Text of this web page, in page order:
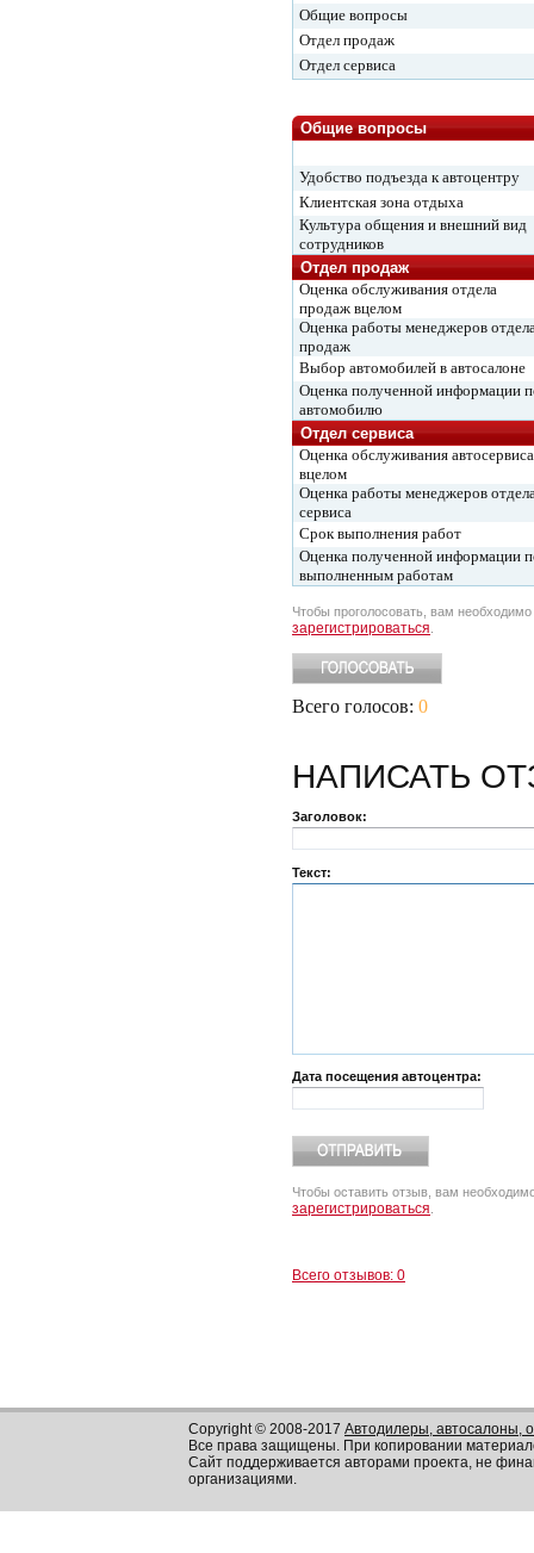
Общие вопросы
Отдел продаж
Отдел сервиса
Общие вопросы
Удобство подъезда к автоцентру
Клиентская зона отдыха
Культура общения и внешний вид
сотрудников
Отдел продаж
Оценка обслуживания отдела
продаж вцелом
Оценка работы менеджеров
продаж
Выбор автомобилей в автосалоне
Оценка полученной информации
автомобилю
Отдел сервиса
Оценка обслуживания автосервиса
вцелом
Оценка работы менеджеров
сервиса
Срок выполнения работ
Оценка полученной информации
выполненным работам
Чтобы проголосовать, вам необходимо
зарегистрироваться
Всего голосов: 0
НАПИСАТЬ
Заголовок:
Текст:
Дата посещения автоцентра:
Чтобы оставить отзыв, вам
зарегистрироваться
Всего отзывов: 0
Copyright © 2008-2017 Автодилеры, автосалоны,
Все права защищены. При копировании
Сайт поддерживается авторами проекта, не
организациями.